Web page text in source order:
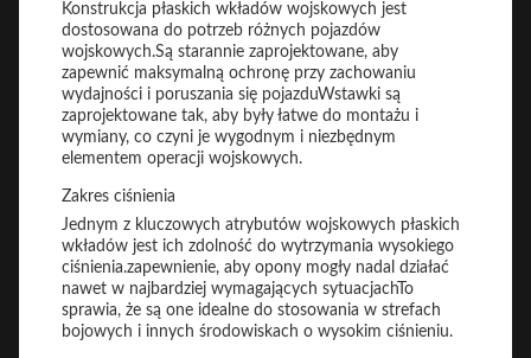
Konstrukcja płaskich wkładów wojskowych jest
dostosowana do potrzeb różnych pojazdów
wojskowych.Są starannie zaprojektowane, aby
zapewnić maksymalną ochronę przy zachowaniu
wydajności i poruszania się pojazduWstawki są
zaprojektowane tak, aby były łatwe do montażu i
wymiany, co czyni je wygodnym i niezbędnym
elementem operacji wojskowych.
Zakres ciśnienia
Jednym z kluczowych atrybutów wojskowych płaskich
wkładów jest ich zdolność do wytrzymania wysokiego
ciśnienia.zapewnienie, aby opony mogły nadal działać
nawet w najbardziej wymagających sytuacjachTo
sprawia, że są one idealne do stosowania w strefach
bojowych i innych środowiskach o wysokim ciśnieniu.